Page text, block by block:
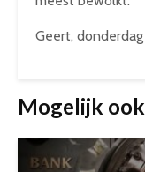
Geert,
Mogelijk